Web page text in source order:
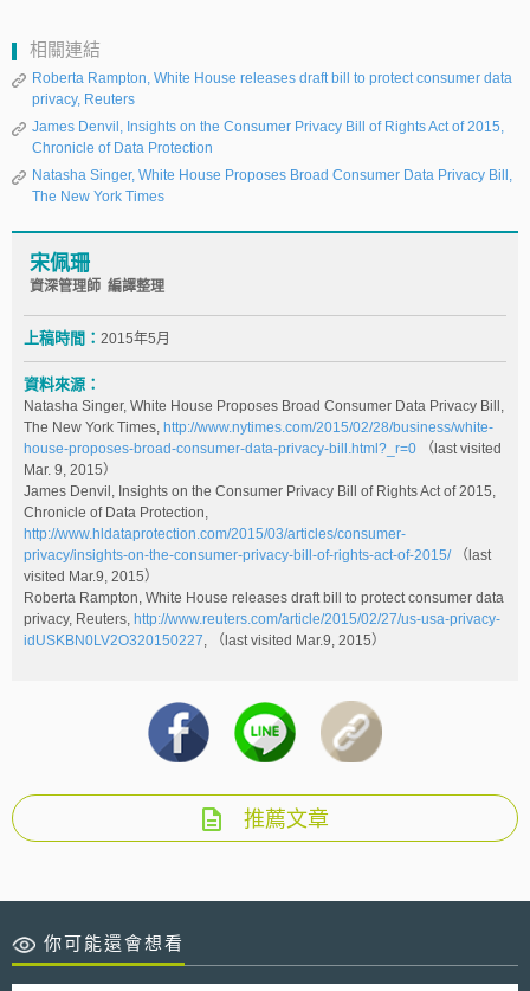
相關連結
Roberta Rampton, White House releases draft bill to protect consumer data
privacy, Reuters
James Denvil, Insights on the Consumer Privacy Bill of Rights Act of 2015,
Chronicle of Data Protection
Natasha Singer, White House Proposes Broad Consumer Data Privacy Bill,
The New York Times
宋佩珊
資深管理師 編譯整理
上稿時間： 2015年5月
資料來源：
Natasha Singer, White House Proposes Broad Consumer Data Privacy Bill,
The New York Times, http://www.nytimes.com/2015/02/28/business/white-
house-proposes-broad-consumer-data-privacy-bill.html?_r=0 （last visited
Mar. 9, 2015）
James Denvil, Insights on the Consumer Privacy Bill of Rights Act of 2015,
Chronicle of Data Protection,
http://www.hldataprotection.com/2015/03/articles/consumer-
privacy/insights-on-the-consumer-privacy-bill-of-rights-act-of-2015/（last
visited Mar.9, 2015）
Roberta Rampton, White House releases draft bill to protect consumer data
privacy, Reuters, http://www.reuters.com/article/2015/02/27/us-usa-privacy-
idUSKBN0LV2O320150227, （last visited Mar.9, 2015）
推薦文章
你可能還會想看